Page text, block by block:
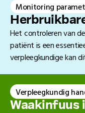
Monitoring
Het controleren van
patiënt is een
verpleegkundige kan
Verpleegkundig
Waakinfuus